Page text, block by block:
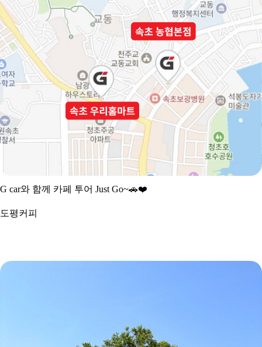
G car와 함께 카페 투어 Just Go~🚗❤
도평커피